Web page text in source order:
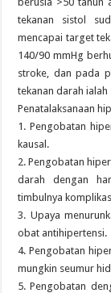
tekanan sistol
mencapai target
140/90 mmHg
stroke, dan pada
tekanan darah
Penatalaksanaan
1. Pengobatan
kausal.
2. Pengobatan
darah dengan
timbulnya
3. Upaya
obat antihipertensi.
4. Pengobatan
mungkin seumur
5. Pengobatan